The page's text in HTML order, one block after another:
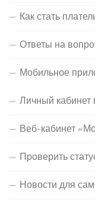
Как стать
Ответы на
Мобильное
Личный
Веб-кабинет
Проверить
Новости для